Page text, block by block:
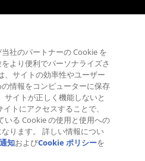
ライバシー
商標
ェーンの透明性
ープンな競争
税務戦略
ポリシー
の設定
社のパートナーの Cookie を
より便利でパーソナライズさ
、サイトの効率性やユーザー
情報をコンピューターに保存
サイトが正しく機能しないと
トにアクセスすることで、
いる Cookie の使用と使用への
ります。 詳しい情報につい
知およびCookie ポリシーを